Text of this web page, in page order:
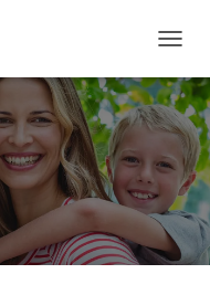
L
T
E
N
R
A
V